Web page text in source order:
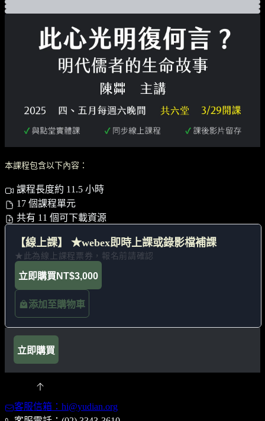
本課程包含以下內容：
課程長度約 11.5 小時
17 個課程單元
共有 11 個可下載資源
【線上課】 ★webex即時上課或錄影檔補課
★此為線上課程票券，報名前請確認
立即購買 NT$3,000
添加至購物車
立即購買
客服信箱：hi@yudian.org